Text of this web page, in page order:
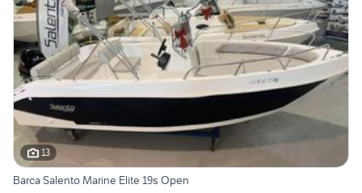
13
Barca Salento Marine Elite 19s Open